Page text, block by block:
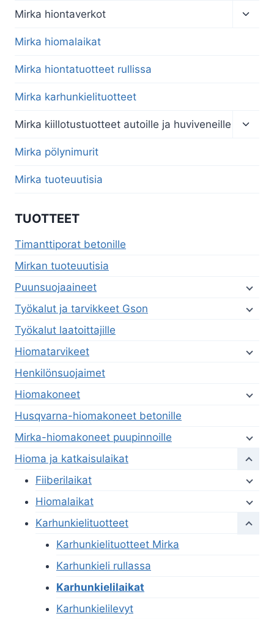
menu
Mirka hiontaverkot
Mirka hiomalaikat
Mirka hiontatuotteet rullissa
Mirka karhunkielituotteet
Mirka kiillotustuotteet autoille ja huviveneille
Mirka pölynimurit
Mirka tuoteuutisia
TUOTTEET
Timanttiporat betonille
Mirkan tuoteuutisia
Puunsuojaaineet
Työkalut ja tarvikkeet Gson
Työkalut laatoittajille
Hiomatarvikeet
Henkilönsuojaimet
Hiomakoneet
Husqvarna-hiomakoneet betonille
Mirka-hiomakoneet puupinnoille
Hioma ja katkaisulaikat
Fiiberilaikat
Hiomalaikat
Karhunkielituotteet
Karhunkielituotteet Mirka
Karhunkieli rullassa
Karhunkielilaikat
Karhunkielilevyt